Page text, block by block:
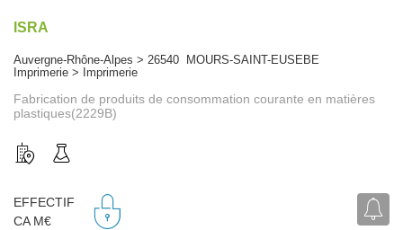
ISRA
Auvergne-Rhône-Alpes > 26540 MOURS-SAINT-EUSEBE
Imprimerie > Imprimerie
Fabrication de produits de consommation courante en matières
plastiques(2229B)
EFFECTIF
CA M€